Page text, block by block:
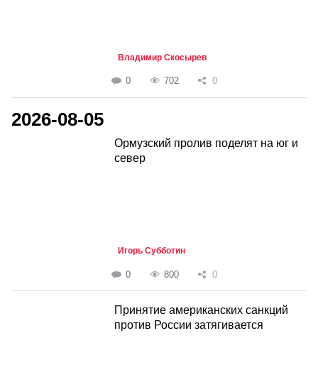
Владимир Скосырев
0 702 0
2026-08-05
Ормузский пролив поделят на юг и
север
Игорь Субботин
0 800 0
Принятие американских санкций
против России затягивается